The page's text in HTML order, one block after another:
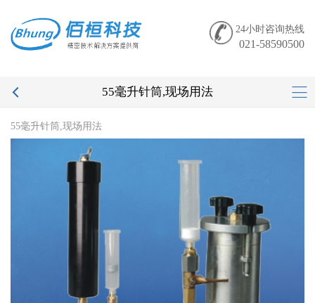
24小时咨询热线
021-58590500
55毫升针筒,现场用法
55毫升针筒,现场用法